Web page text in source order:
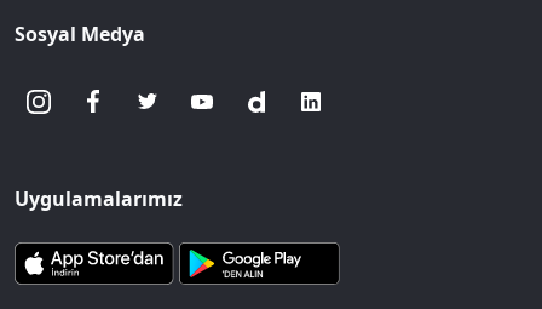
Sosyal Medya
Uygulamalarımız